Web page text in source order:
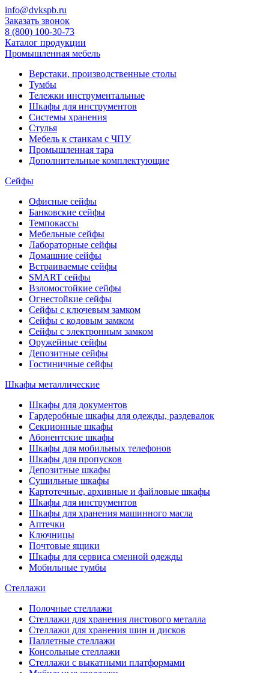
info@dvkspb.ru
Заказать звонок
8 (800) 100-30-73
Каталог продукции
Промышленная мебель
Верстаки, производственные столы
Тумбы
Тележки инструментальные
Шкафы для инструментов
Системы хранения
Стулья
Мебель к станкам с ЧПУ
Промышленная тара
Дополнительные комплектующие
Сейфы
Офисные сейфы
Банковские сейфы
Темпокассы
Мебельные сейфы
Лабораторные сейфы
Домашние сейфы
Встраиваемые сейфы
SMART сейфы
Взломостойкие сейфы
Огнестойкие сейфы
Сейфы с ключевым замком
Сейфы с кодовым замком
Сейфы с электронным замком
Оружейные сейфы
Депозитные сейфы
Гостиничные сейфы
Шкафы металлические
Шкафы для документов
Гардеробные шкафы для одежды, раздевалок
Секционные шкафы
Абонентские шкафы
Шкафы для мобильных телефонов
Шкафы для пропусков
Депозитные шкафы
Сушильные шкафы
Картотечные, архивные и файловые шкафы
Шкафы для инструментов
Шкафы для хранения машинного масла
Аптечки
Ключницы
Почтовые ящики
Шкафы для сервиса сменной одежды
Мобильные тумбы
Стеллажи
Полочные стеллажи
Стеллажи для хранения листового металла
Стеллажи для хранения шин и дисков
Паллетные стеллажи
Консольные стеллажи
Стеллажи с выкатными платформами